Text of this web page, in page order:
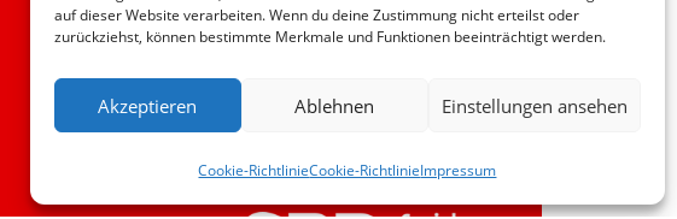
auf dieser Website verarbeiten. Wenn du deine Zustimmung nicht erteilst oder
zurückziehst, können bestimmte Merkmale und Funktionen beeinträchtigt werden.
Akzeptieren Ablehnen Einstellungen ansehen
Cookie-RichtlinieCookie-RichtlinieImpressum